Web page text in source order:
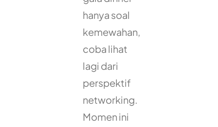
hanya soal
kemewahan,
coba lihat
lagi dari
perspektif
networking.
Momen ini